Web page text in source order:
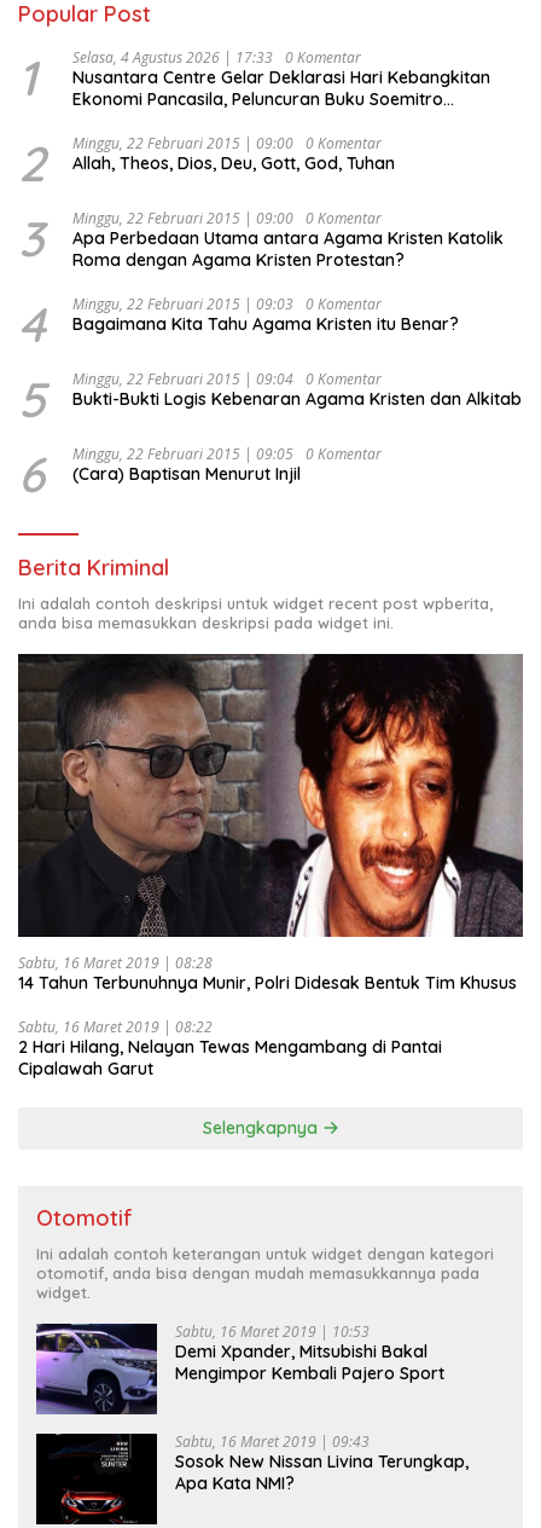
Popular Post
1 Selasa, 4 Agustus 2026 | 17:33 0 Komentar
Nusantara Centre Gelar Deklarasi Hari Kebangkitan
Ekonomi Pancasila, Peluncuran Buku Soemitro
Ekonomi Politik Indonesia) & Simposium Nasional
“Urgensi Undang-Undang Perekonomian Nasional dan
Indonesia Emas 2045”,
2 Minggu, 22 Februari 2015 | 09:00 0 Komentar
Allah, Theos, Dios, Deu, Gott, God, Tuhan
3 Minggu, 22 Februari 2015 | 09:00 0 Komentar
Apa Perbedaan Utama antara Agama Kristen Katolik
Roma dengan Agama Kristen Protestan?
4 Minggu, 22 Februari 2015 | 09:03 0 Komentar
Bagaimana Kita Tahu Agama Kristen itu Benar?
5 Minggu, 22 Februari 2015 | 09:04 0 Komentar
Bukti-Bukti Logis Kebenaran Agama Kristen dan Alkitab
6 Minggu, 22 Februari 2015 | 09:05 0 Komentar
(Cara) Baptisan Menurut Injil
Berita Kriminal
Ini adalah contoh deskripsi untuk widget recent post wpberita,
anda bisa memasukkan deskripsi pada widget ini.
Sabtu, 16 Maret 2019 | 08:28
14 Tahun Terbunuhnya Munir, Polri Didesak Bentuk Tim Khusus
Sabtu, 16 Maret 2019 | 08:22
2 Hari Hilang, Nelayan Tewas Mengambang di Pantai
Cipalawah Garut
Selengkapnya
Otomotif
Ini adalah contoh keterangan untuk widget dengan kategori
otomotif, anda bisa dengan mudah memasukkannya pada
widget.
Sabtu, 16 Maret 2019 | 10:53
Demi Xpander, Mitsubishi Bakal
Mengimpor Kembali Pajero Sport
Sabtu, 16 Maret 2019 | 09:43
Sosok New Nissan Livina Terungkap,
Apa Kata NMI?